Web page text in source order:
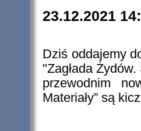
23.12.2021
Dziś oddajemy
"Zagłada
przewodnim
Materiały” są